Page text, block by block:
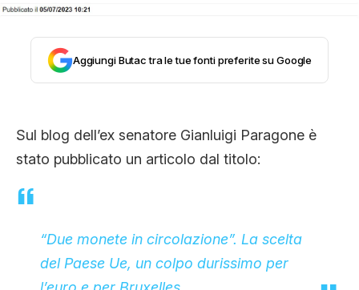
EVERGREEN
EDITORIALI
TRUFFE E SOCIAL NETWORK
CLIMA ED ENERGIA
Aggiungi Butac tra le tue fonti preferite su Google
Sul blog dell’ex senatore Gianluigi Paragone è
stato pubblicato un articolo dal titolo:
“Due monete in circolazione”. La scelta
del Paese Ue, un colpo durissimo per